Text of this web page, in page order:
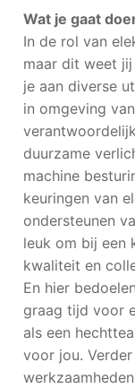
Wat je gaat
In de rol van
maar dit weet jij
je aan diverse
in omgeving
duurzame
machine
keuringen van
ondersteunen
leuk om bij een
kwaliteit en
En hier
graag tijd voor
als een
voor jou.